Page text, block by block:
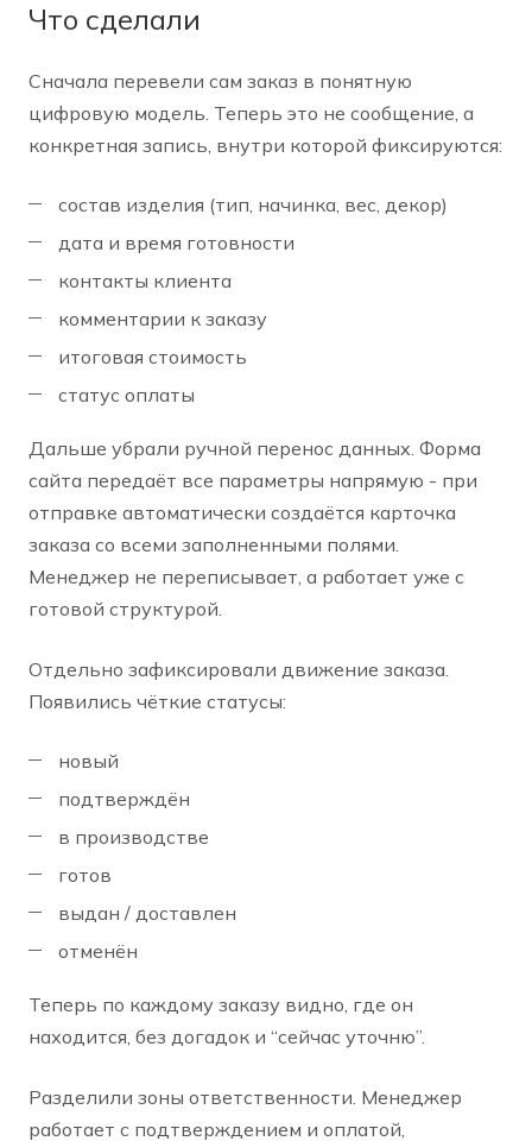
Что сделали
Сначала перевели сам заказ в понятную
цифровую модель. Теперь это не сообщение, а
конкретная запись, внутри которой фиксируются:
состав изделия (тип, начинка, вес, декор)
дата и время готовности
контакты клиента
комментарии к заказу
итоговая стоимость
статус оплаты
Дальше убрали ручной перенос данных. Форма
сайта передаёт все параметры напрямую - при
отправке автоматически создаётся карточка
заказа со всеми заполненными полями.
Менеджер не переписывает, а работает уже с
готовой структурой.
Отдельно зафиксировали движение заказа.
Появились чёткие статусы:
новый
подтверждён
в производстве
готов
выдан / доставлен
отменён
Теперь по каждому заказу видно, где он
находится, без догадок и “сейчас уточню”.
Разделили зоны ответственности. Менеджер
работает с подтверждением и оплатой,